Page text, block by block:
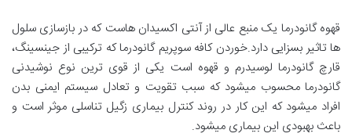
قهوه گانودرما یک منبع عالی از آنتی اکسیدان هاست که در بازسازی سلول
ها تاثیر بسزایی دارد.خوردن کافه سوپریم گانودرما که ترکیبی از جینسینگ،
قارچ گانودرما لوسیدرم و قهوه است یکی از قوی ترین نوع نوشیدنی
گانودرما محسوب میشود که سبب تقویت و تعادل سیستم ایمنی بدن
افراد میشود که این کار در روند کنترل بیماری زگیل تناسلی موثر است و
باعث بهبودی این بیماری میشود.